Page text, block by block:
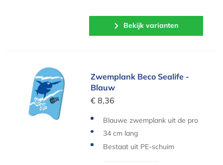
Bekijk varianten
Zwemplank Beco Sealife - Blauw
Zwemplank Beco Sealife -
Blauw
€ 8,36
Blauwe zwemplank uit de pro
ductlijn Beco Sealife
34 cm lang
Bestaat uit PE-schuim